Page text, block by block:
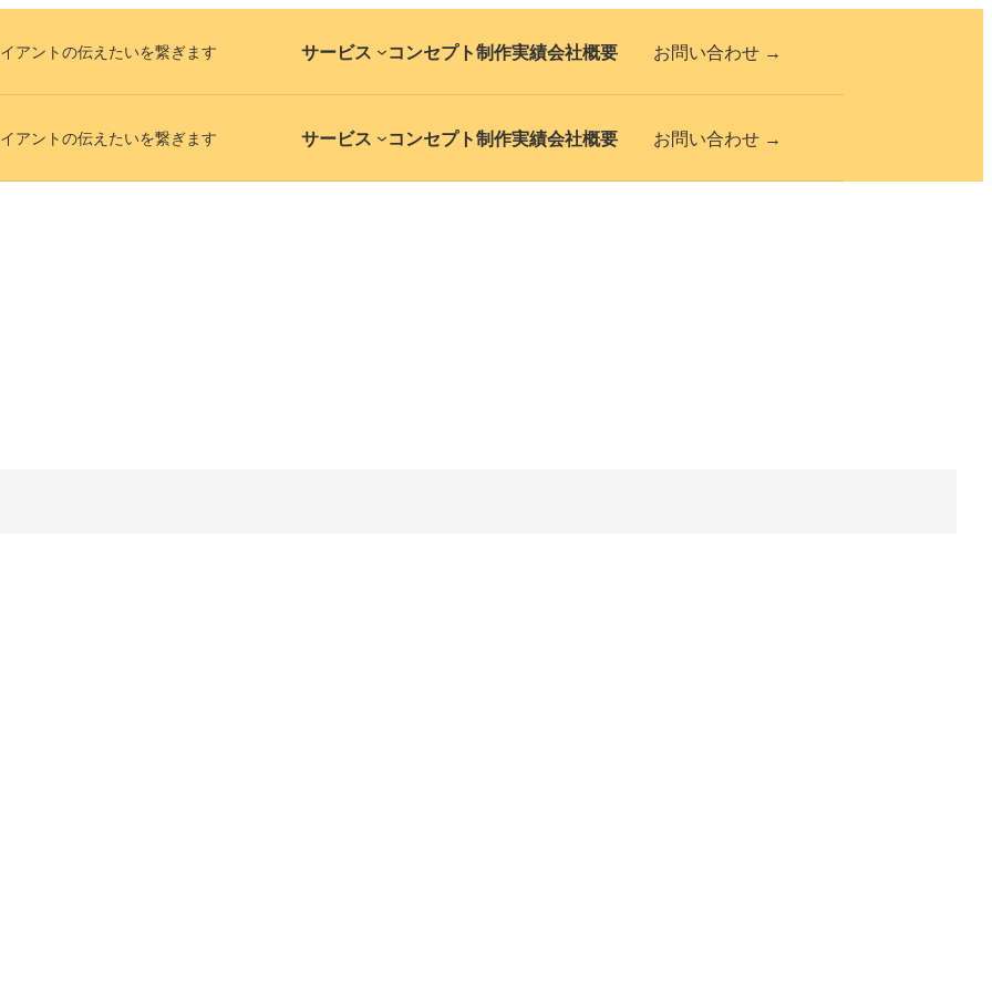
アントの伝えたいを繋ぎます サービス コンセプト制作実績会社概要 お問い合わせ →
アントの伝えたいを繋ぎます サービス コンセプト制作実績会社概要 お問い合わせ →